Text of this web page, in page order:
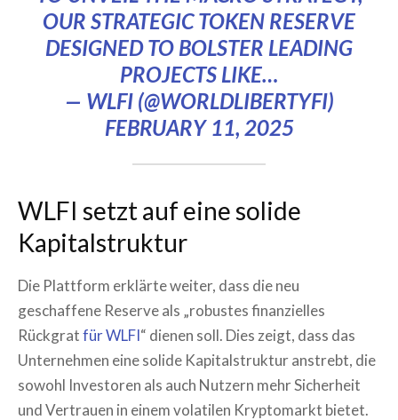
OUR STRATEGIC TOKEN RESERVE
DESIGNED TO BOLSTER LEADING
PROJECTS LIKE…
— WLFI (@WORLDLIBERTYFI)
FEBRUARY 11, 2025
WLFI setzt auf eine solide
Kapitalstruktur
Die Plattform erklärte weiter, dass die neu
geschaffene Reserve als „robustes finanzielles
Rückgratfür WLFI“ dienen soll. Dies zeigt, dass das
Unternehmen eine solide Kapitalstruktur anstrebt, die
sowohl Investoren als auch Nutzern mehr Sicherheit
und Vertrauen in einem volatilen Kryptomarkt bietet.